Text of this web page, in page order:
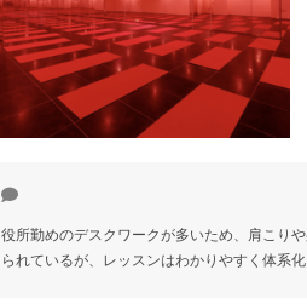
役所勤めのデスクワークが多いため、肩こり
られているが、レッスンはわかりやすく体系